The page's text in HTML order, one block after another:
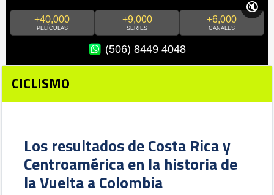
+40,000
PELÍCULAS
+9,000
SERIES
+6,000
CANALES
(506) 8449 4048
🔇
CICLISMO
Los resultados de Costa Rica y
Centroamérica en la historia de
la Vuelta a Colombia